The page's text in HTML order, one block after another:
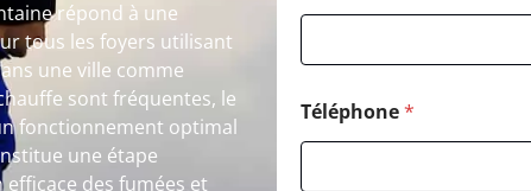
répond à une
tous les foyers utilisant
une ville comme
sont fréquentes, le
fonctionnement optimal
une étape
des fumées et
Téléphone*